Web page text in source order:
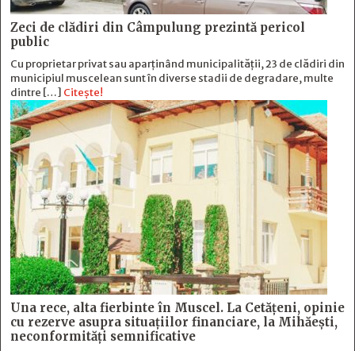
Zeci de clădiri din Câmpulung prezintă pericol
public
Cu proprietar privat sau aparținând municipalității, 23 de clădiri din
municipiul muscelean sunt în diverse stadii de degradare, multe
dintre […] Citește!
Una rece, alta fierbinte în Muscel. La Cetăţeni, opinie
cu rezerve asupra situaţiilor financiare, la Mihăeşti,
neconformităţi semnificative